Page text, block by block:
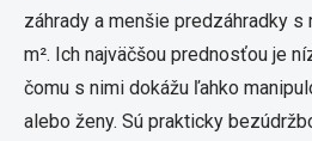
záhrady a menšie predzáhradky
m². Ich najväčšou prednosťou je
čomu s nimi dokážu ľahko
alebo ženy. Sú prakticky